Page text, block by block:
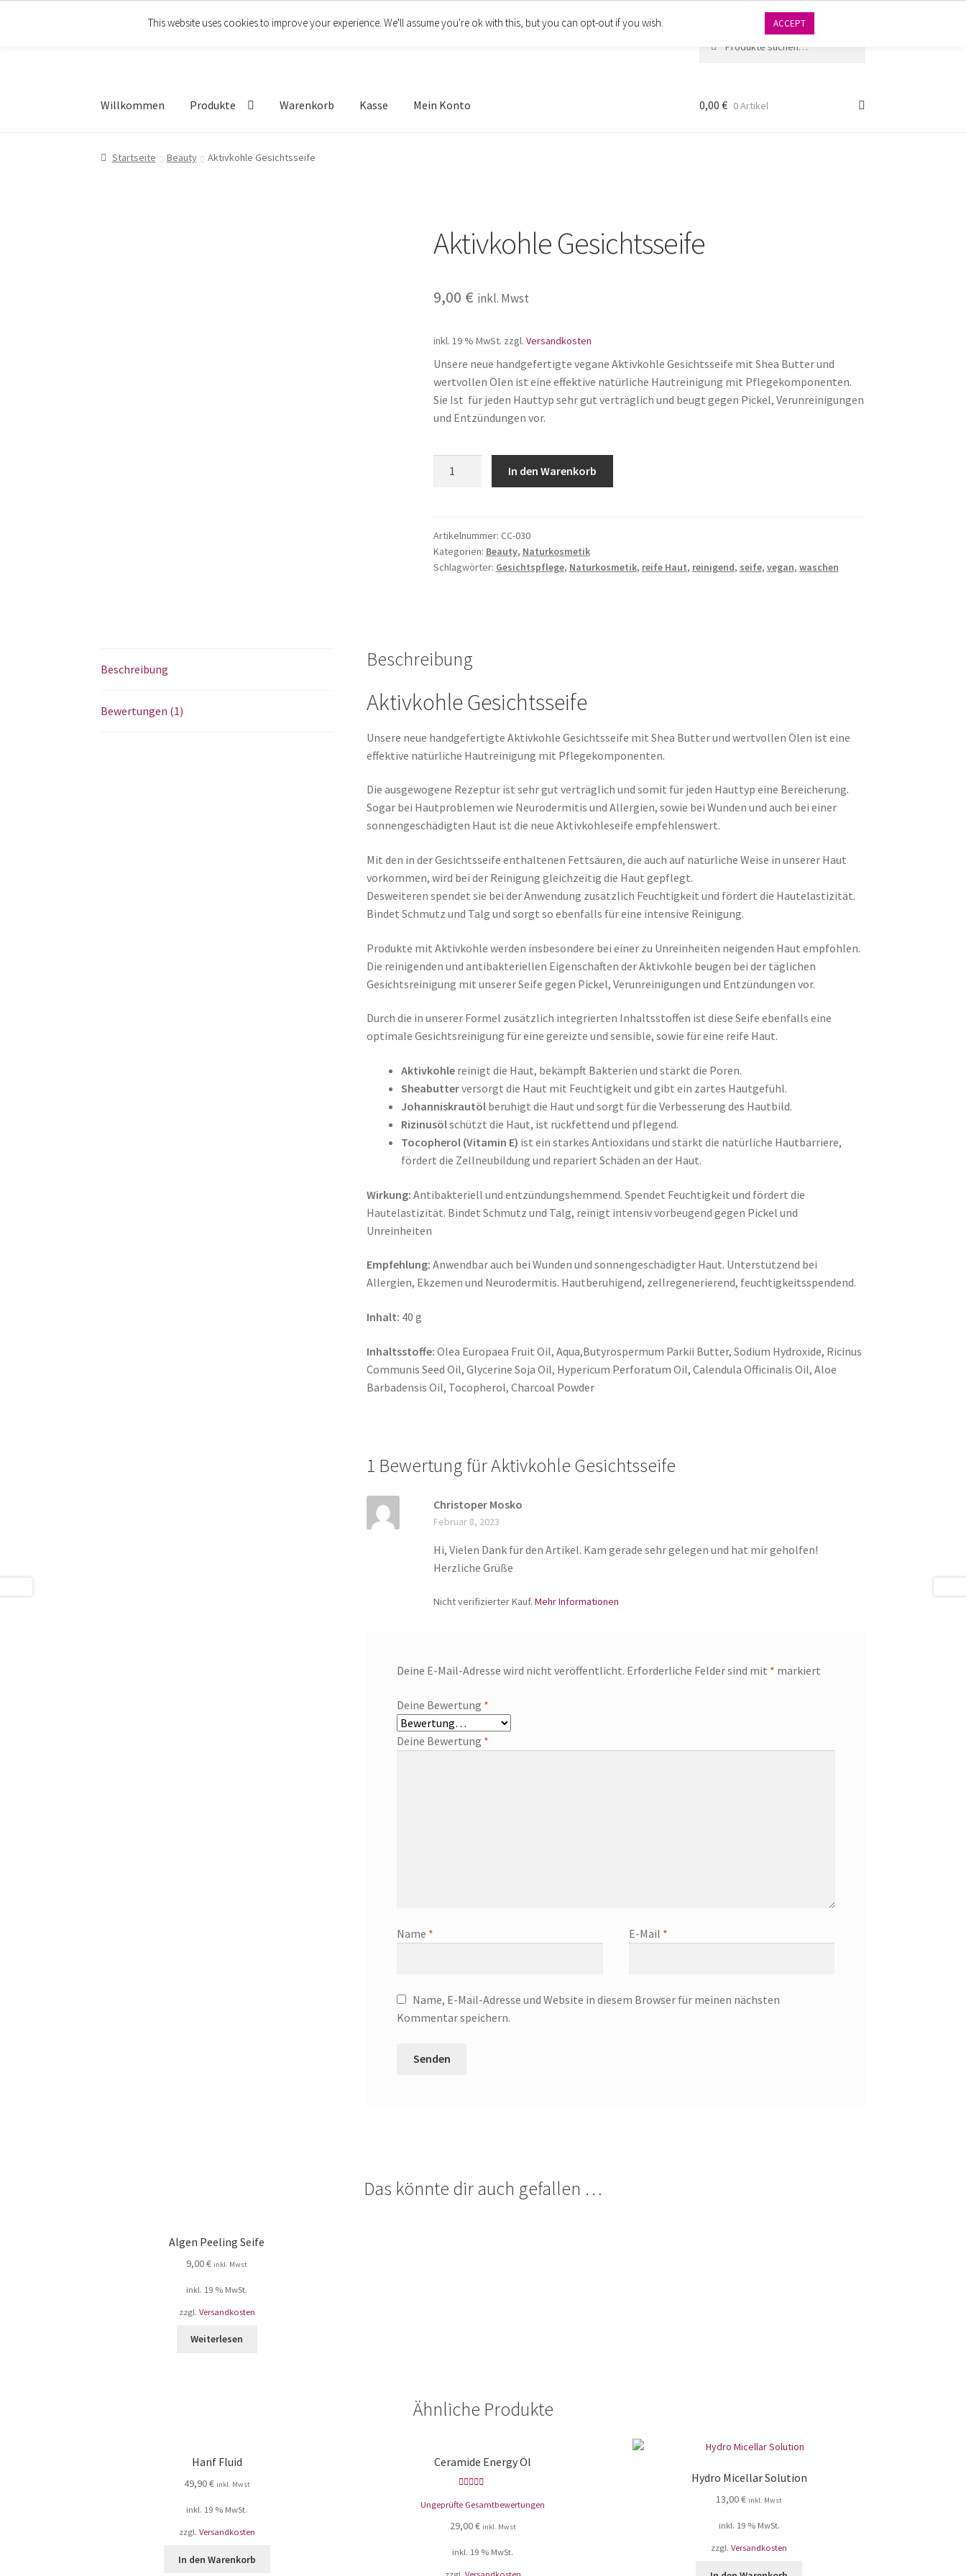
nach:
Willkommen Produkte Warenkorb Kasse Mein Konto 0,00 € 0 Artikel
Startseite Beauty Aktivkohle Gesichtsseife
Aktivkohle Gesichtsseife
9,00 € inkl. Mwst
inkl. 19 % MwSt. zzgl. Versandkosten
Unsere neue handgefertigte vegane Aktivkohle Gesichtsseife mit Shea Butter und
wertvollen Ölen ist eine effektive natürliche Hautreinigung mit Pflegekomponenten.
Sie Ist für jeden Hauttyp sehr gut verträglich und beugt gegen Pickel, Verunreinigungen
und Entzündungen vor.
In den Warenkorb
Artikelnummer: CC-030
Kategorien: Beauty, Naturkosmetik
Schlagwörter: Gesichtspflege, Naturkosmetik, reife Haut, reinigend, seife, vegan, waschen
Beschreibung
Bewertungen (1)
Beschreibung
Aktivkohle Gesichtsseife
Unsere neue handgefertigte Aktivkohle Gesichtsseife mit Shea Butter und wertvollen Ölen ist eine
effektive natürliche Hautreinigung mit Pflegekomponenten.
Die ausgewogene Rezeptur ist sehr gut verträglich und somit für jeden Hauttyp eine Bereicherung.
Sogar bei Hautproblemen wie Neurodermitis und Allergien, sowie bei Wunden und auch bei einer
sonnengeschädigten Haut ist die neue Aktivkohleseife empfehlenswert.
Mit den in der Gesichtsseife enthaltenen Fettsäuren, die auch auf natürliche Weise in unserer Haut
vorkommen, wird bei der Reinigung gleichzeitig die Haut gepflegt.
Desweiteren spendet sie bei der Anwendung zusätzlich Feuchtigkeit und fördert die Hautelastizität.
Bindet Schmutz und Talg und sorgt so ebenfalls für eine intensive Reinigung.
Produkte mit Aktivkohle werden insbesondere bei einer zu Unreinheiten neigenden Haut empfohlen.
Die reinigenden und antibakteriellen Eigenschaften der Aktivkohle beugen bei der täglichen
Gesichtsreinigung mit unserer Seife gegen Pickel, Verunreinigungen und Entzündungen vor.
Durch die in unserer Formel zusätzlich integrierten Inhaltsstoffen ist diese Seife ebenfalls eine
optimale Gesichtsreinigung für eine gereizte und sensible, sowie für eine reife Haut.
Aktivkohle reinigt die Haut, bekämpft Bakterien und stärkt die Poren.
Sheabutterversorgt die Haut mit Feuchtigkeit und gibt ein zartes Hautgefühl.
Johanniskrautöl beruhigt die Haut und sorgt für die Verbesserung des Hautbild.
Rizinusölschützt die Haut, ist rückfettend und pflegend.
Tocopherol (Vitamin E) ist ein starkes Antioxidans und stärkt die natürliche Hautbarriere,
fördert die Zellneubildung und repariert Schäden an der Haut.
Wirkung:Antibakteriell und entzündungshemmend. Spendet Feuchtigkeit und fördert die
Hautelastizität. Bindet Schmutz und Talg, reinigt intensiv vorbeugend gegen Pickel und
Unreinheiten
Empfehlung:Anwendbar auch bei Wunden und sonnengeschädigter Haut. Unterstützend bei
Allergien, Ekzemen und Neurodermitis. Hautberuhigend, zellregenerierend, feuchtigkeitsspendend.
Inhalt: 40 g
Inhaltsstoffe:Olea Europaea Fruit Oil, Aqua,Butyrospermum Parkii Butter, Sodium Hydroxide, Ricinus
Communis Seed Oil, Glycerine Soja Oil, Hypericum Perforatum Oil, Calendula Officinalis Oil, Aloe
Barbadensis Oil, Tocopherol, Charcoal Powder
1 Bewertung fürAktivkohle Gesichtsseife
Christoper Mosko
Februar 8, 2023
Hi, Vielen Dank für den Artikel. Kam gerade sehr gelegen und hat mir geholfen!
Herzliche Grüße
Nicht verifizierter Kauf. Mehr Informationen
Deine E-Mail-Adresse wird nicht veröffentlicht. Erforderliche Felder sind mit * markiert
Deine Bewertung *
Deine Bewertung *
Name * E-Mail *
Name, E-Mail-Adresse und Website in diesem Browser für meinen nächsten
Kommentar speichern.
Das könnte dir auch gefallen …
Algen Peeling Seife
9,00€ inkl. Mwst
inkl. 19 % MwSt.
zzgl. Versandkosten
Weiterlesen
Ähnliche Produkte
Hanf Fluid
49,90€ inkl. Mwst
inkl. 19 % MwSt.
zzgl. Versandkosten
In den Warenkorb
Ceramide Energy Öl
5.00von 5
Ungeprüfte Gesamtbewertungen
29,00€ inkl. Mwst
inkl. 19 % MwSt.
Hydro Micellar Solution
13,00€ inkl. Mwst
inkl. 19 % MwSt.
zzgl.Versandkosten
This website uses cookies to improve your experience. We'll assume you're ok with this, but you can opt-out if you wish. ACCEPT